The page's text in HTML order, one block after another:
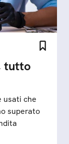
tutto
usati che
superato